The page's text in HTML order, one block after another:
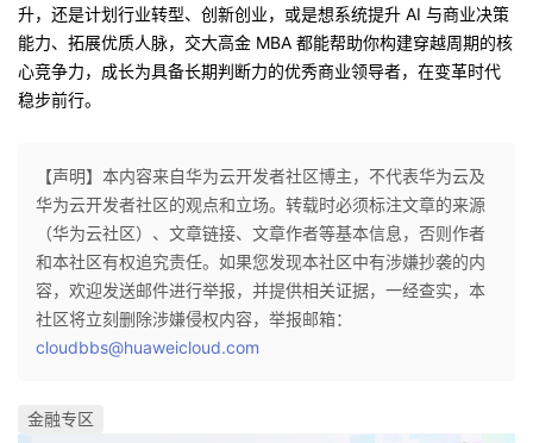
升，还是计划行业转型、创新创业，或是想系统提升 AI 与商业决策
能力、拓展优质人脉，交大高金 MBA 都能帮助你构建穿越周期的核
心竞争力，成长为具备长期判断力的优秀商业领导者，在变革时代
稳步前行。
【声明】本内容来自华为云开发者社区博主，不代表华为云及
华为云开发者社区的观点和立场。转载时必须标注文章的来源
（华为云社区）、文章链接、文章作者等基本信息，否则作者
和本社区有权追究责任。如果您发现本社区中有涉嫌抄袭的内
容，欢迎发送邮件进行举报，并提供相关证据，一经查实，本
社区将立刻删除涉嫌侵权内容，举报邮箱：
cloudbbs@huaweicloud.com
金融专区